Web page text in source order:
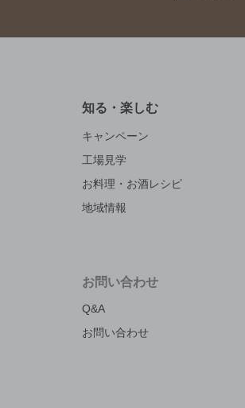
知る・楽しむ
キャンペーン
工場見学
お料理・お酒レシピ
地域情報
お問い合わせ
Q&A
お問い合わせ